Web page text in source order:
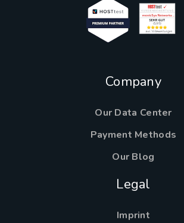
Company
Our Data Center
Payment Methods
Our Blog
Legal
Imprint